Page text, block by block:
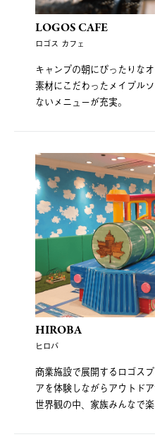
LOGOS CAFE
ロゴス カフェ
キャンプの朝にぴったりな
素材にこだわったメイプル
ないメニューが充実。
HIROBA
ヒロバ
商業施設で展開するロゴス
アを体験しながらアウトド
世界観の中、家族みんなで楽